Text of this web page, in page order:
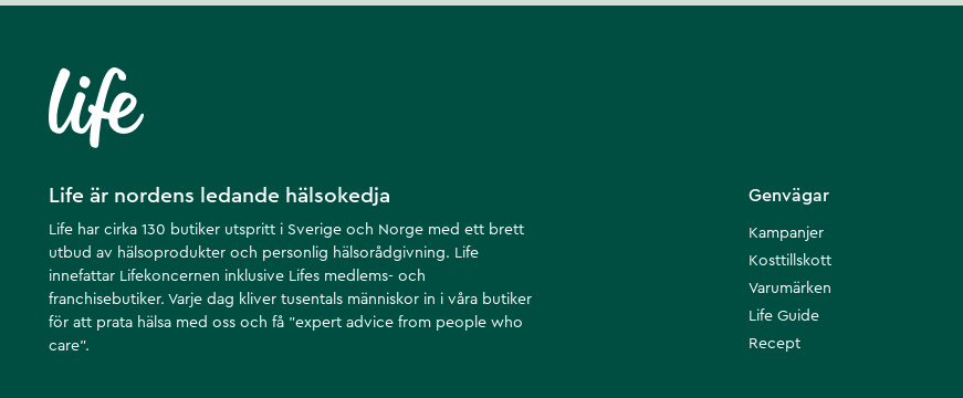
Life är nordens ledande hälsokedja
Life har cirka 130 butiker utspritt i Sverige och Norge med ett brett
utbud av hälsoprodukter och personlig hälsorådgivning. Life
innefattar Lifekoncernen inklusive Lifes medlems- och
franchisebutiker. Varje dag kliver tusentals människor in i våra butiker
för att prata hälsa med oss och få ”expert advice from people who
care”.
Genvägar
Kampanjer
Kosttillskott
Varumärken
Life Guide
Recept